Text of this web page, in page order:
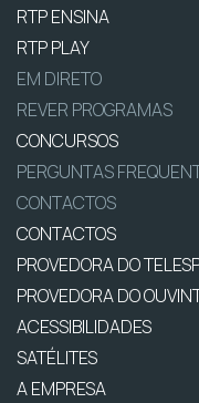
RTP ENSINA
RTP PLAY
EM DIRETO
REVER PROGRAMAS
CONCURSOS
PERGUNTAS
CONTACTOS
CONTACTOS
PROVEDORA DO
PROVEDORA DO
ACESSIBILIDADES
SATÉLITES
A EMPRESA